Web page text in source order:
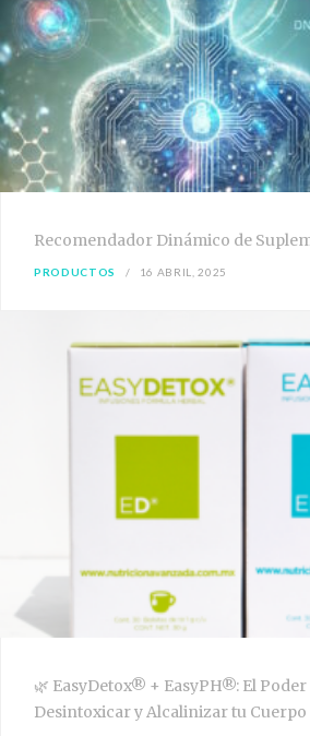
Recomendador Dinámico de
PRODUCTOS 16 ABRIL, 2025
🌿 EasyDetox® + EasyPH®: El
Desintoxicar y Alcalinizar tu Cuerpo